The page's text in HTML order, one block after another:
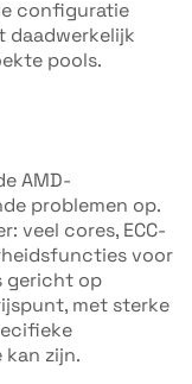
configuratie
daadwerkelijk
pools.
AMD-
problemen op.
veel cores, ECC-
voor
gericht op
met sterke
zijn.